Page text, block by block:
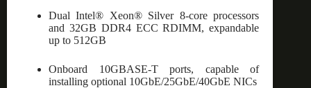
Dual Intel® Xeon® Silver 8-core processors
and 32GB DDR4 ECC RDIMM, expandable
up to 512GB
Onboard 10GBASE-T ports, capable of
installing optional 10GbE/25GbE/40GbE NICs